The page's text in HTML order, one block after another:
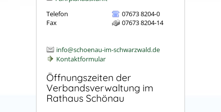
Telefon
07673 8204-0
Fax
07673 8204-14
info@schoenau-im-schwarzwald.de
Kontaktformular
Öffnungszeiten der
Verbandsverwaltung im
Rathaus Schönau